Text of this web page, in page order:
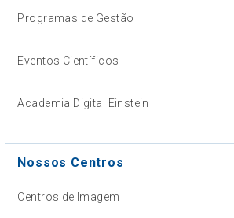
Programas de Gestão
Eventos Científicos
Academia Digital Einstein
Nossos Centros
Centros de Imagem